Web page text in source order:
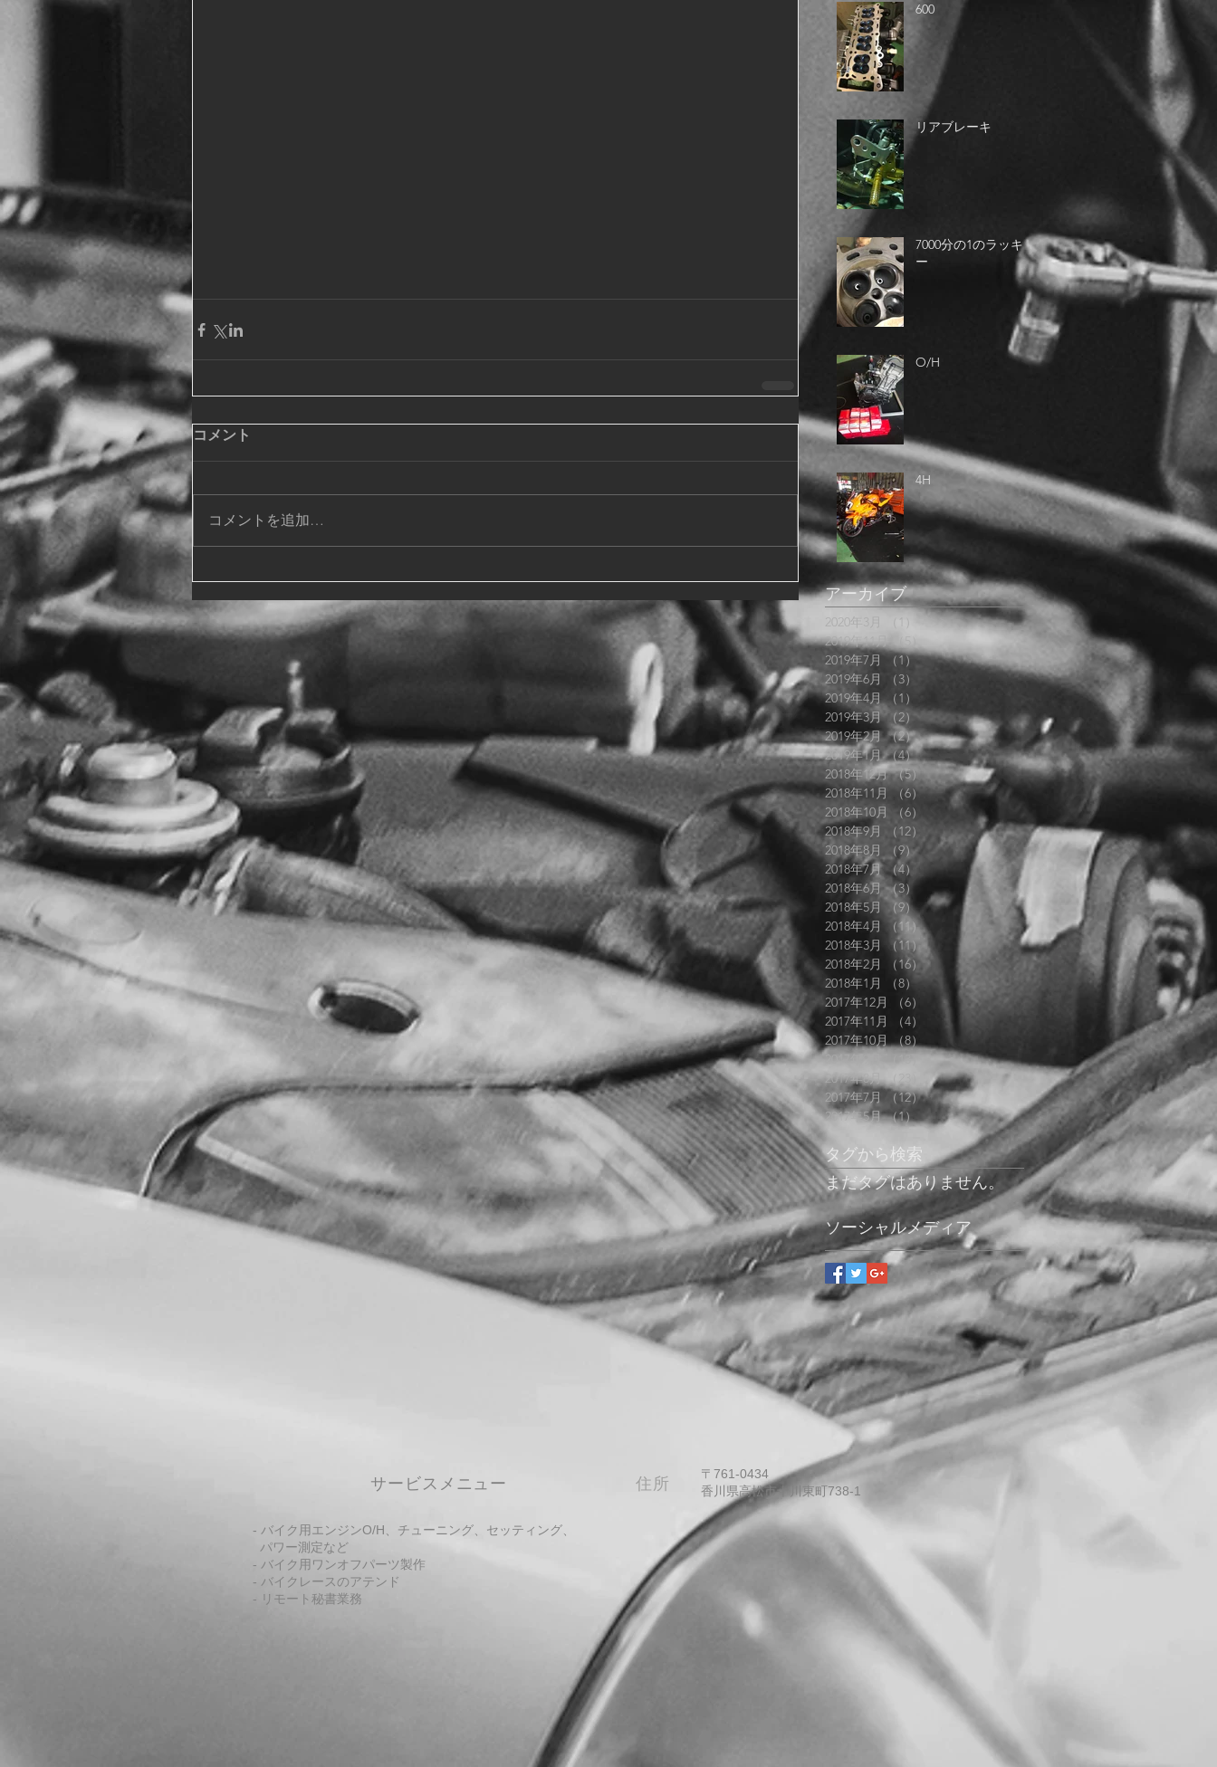
コメント
コメントを追加…
600
リアブレーキ
7000分の1のラッキ
ー
O/H
4H
アーカイブ
2020年3月 （1）
1件の記事
2019年11月
2019年7月
（1）1件の記事
2019年6月
（3）
2019年4月
（1）
2019年3月 （2）2件の記事
2019年2月 （2）2件の記事
2019年1月 （4）4件の記事
2018年12月 （5） 5件の記事
2018年11月 （6）6件の記事
2018年10月
（6）
6件の記事
2018年9月
（12）
12件の記事
2018年8月
（9）9件の記事
2018年7月 （4）
4件の記事
2018年6月 （3）
3件の記事
2018年5月
（9）9件の記事
2018年4月
（11）11件の記事
2018年3月
（11）
11件の記事
2018年2月
（16） 16件の記事
2018年1月
（8）8件の記事
2017年12月
（6）
6件の記事
2017年11月
（4）
2017年10月 （8）
2017年9月
（13）
13件の記事
2017年8月
23件の記事
2017年7月
（12）12件の記事
2017年5月 （1）1件の記事
タグから検索
まだタグはありません。
ソーシャルメディア
​サービスメニュー ​住所
〒761-0434
​香川県高松市十川東町738-1
- バイク用エンジンO/H、チューニング、セッティング、
パワー測定など
- バイク用ワンオフパーツ製作
- バイクレースのアテンド
- リモート秘書業務